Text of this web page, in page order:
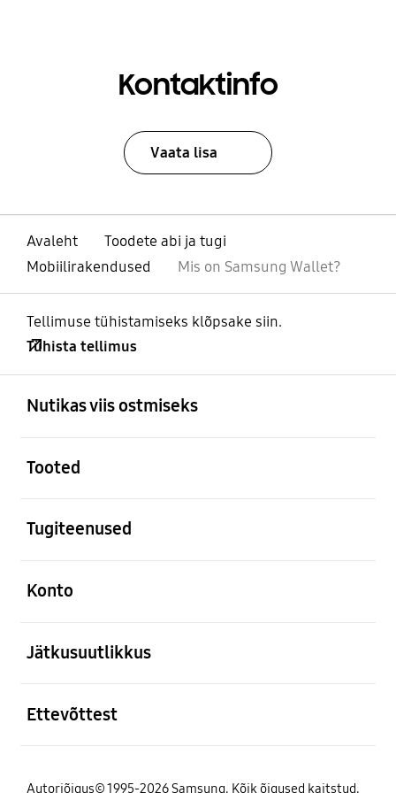
Kontaktinfo
Vaata lisa
Avaleht
Toodete abi ja tugi
Mobiilirakendused
Mis on Samsung Wallet?
Tellimuse tühistamiseks klõpsake siin.
Tühista tellimus
Nutikas viis ostmiseks
Tooted
Tugiteenused
Konto
Jätkusuutlikkus
Ettevõttest
Autoriõigus© 1995-2026 Samsung. Kõik õigused kaitstud.